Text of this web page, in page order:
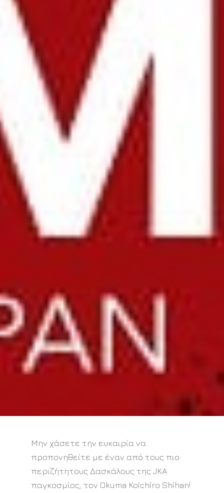
Μην χάσετε την ευκαιρία να
προπονηθείτε με έναν από τους πιο
περιζήτητους Δασκάλους της JKA
παγκoσμίος, τον Okuma Koichiro Shihan!